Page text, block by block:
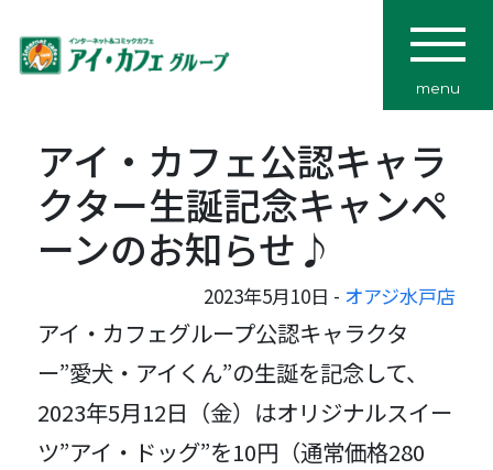
menu
アイ・カフェ公認キャラ
クター生誕記念キャンペ
ーンのお知らせ♪
2023年5月10日 - オアジ水戸店
アイ・カフェグループ公認キャラクタ
ー”愛犬・アイくん”の生誕を記念して、
2023年5月12日（金）はオリジナルスイー
ツ”アイ・ドッグ”を10円（通常価格280